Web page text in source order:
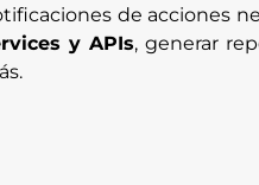
de acciones
y APIs, generar